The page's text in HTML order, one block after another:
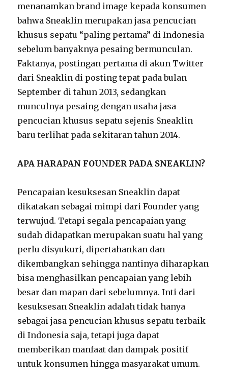
menanamkan brand image kepada konsumen
bahwa Sneaklin merupakan jasa pencucian
khusus sepatu “paling pertama” di Indonesia
sebelum banyaknya pesaing bermunculan.
Faktanya, postingan pertama di akun Twitter
dari Sneaklin di posting tepat pada bulan
September di tahun 2013, sedangkan
munculnya pesaing dengan usaha jasa
pencucian khusus sepatu sejenis Sneaklin
baru terlihat pada sekitaran tahun 2014.
APA HARAPAN FOUNDER PADA SNEAKLIN?
Pencapaian kesuksesan Sneaklin dapat
dikatakan sebagai mimpi dari Founder yang
terwujud. Tetapi segala pencapaian yang
sudah didapatkan merupakan suatu hal yang
perlu disyukuri, dipertahankan dan
dikembangkan sehingga nantinya diharapkan
bisa menghasilkan pencapaian yang lebih
besar dan mapan dari sebelumnya. Inti dari
kesuksesan Sneaklin adalah tidak hanya
sebagai jasa pencucian khusus sepatu terbaik
di Indonesia saja, tetapi juga dapat
memberikan manfaat dan dampak positif
untuk konsumen hingga masyarakat umum.